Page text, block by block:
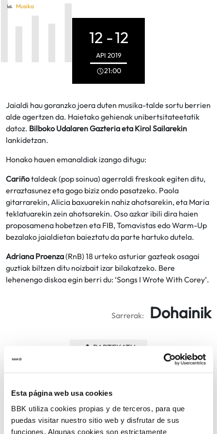
Esta página web usa cookies
BBK utiliza cookies propias y de terceros, para que
puedas visitar nuestro sitio web y disfrutar de sus
funciones. Algunas cookies son estrictamente
Musika
12 -12
API 2019
21:00
Jaialdi hau goranzko joera duten musika-talde sortu berrien
alde agertzen da. Haietako gehienak unibertsitateetatik
datoz. Bilboko Udalaren Gazteria eta Kirol Sailarekin
lankidetzan.
Honako hauen emanaldiak izango ditugu:
Cariñotaldeak (pop soinua) agerraldi freskoak egiten ditu,
erraztasunez eta gogo biziz ondo pasatzeko. Paola
gitarrarekin, Alicia baxuarekin nahiz ahotsarekin, eta Maria
teklatuarekin zein ahotsarekin. Oso azkar ibili dira haien
proposamena hobetzen eta FIB, Tomavistas edo Warm-Up
bezalako jaialdietan baieztatu da parte hartuko dutela.
Adriana Proenza(RnB) 18 urteko asturiar gazteak osagai
guztiak biltzen ditu noizbait izar bilakatzeko. Bere
lehenengo diskoa egin berri du: ‘Songs I Wrote With Corey’.
Sarrerak: Dohainik
PARTEKATU
ARLOAK